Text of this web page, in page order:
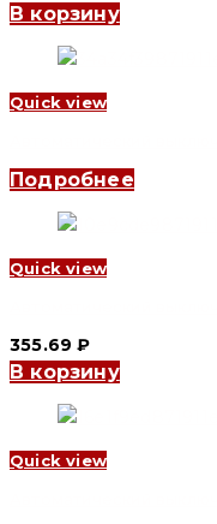
В корзину
Quick view
Подробнее
Quick view
355.69₽
В корзину
Quick view